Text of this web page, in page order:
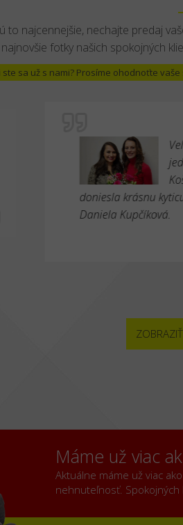
to najcennejšie, nechajte predaj
najnovšie fotky našich spokojných
ste sa už s nami? Prosíme ohodnoťte
doniesla krásnu
Daniela Kupčíková.
Máme už viac
Aktuálne máme už viac
nehnuteľnosť.